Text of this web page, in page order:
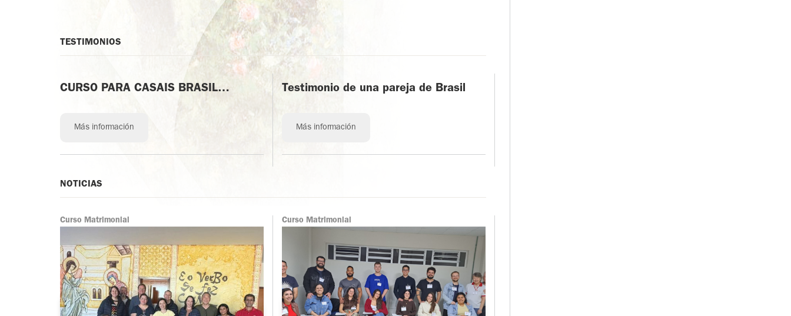
TESTIMONIOS
CURSO PARA CASAIS BRASIL
aplicado em Curitiba-PR Local CTBA 1
Más información
Testimonio de una pareja de Brasil
Más información
NOTICIAS
Curso Matrimonial Curso Matrimonial